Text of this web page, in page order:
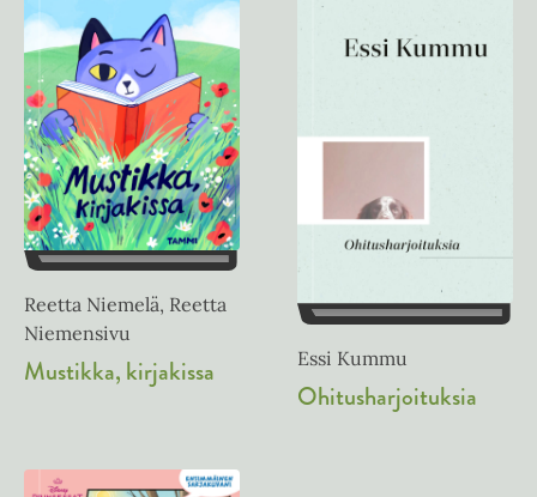
Reetta Niemelä, Reetta
Niemensivu
Mustikka, kirjakissa Essi Kummu
Ohitusharjoituksia